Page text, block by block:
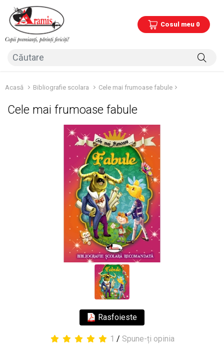
Cosul meu 0
Acasă Bibliografie scolara Cele mai frumoase fabule
Cele mai frumoase fabule
Rasfoieste
1 / Spune-ți opinia